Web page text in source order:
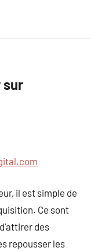
sur
il est simple de
Ce sont
des
repousser les